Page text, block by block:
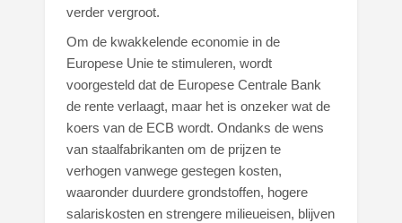
verder vergroot.
Om de kwakkelende economie in de
Europese Unie te stimuleren, wordt
voorgesteld dat de Europese Centrale Bank
de rente verlaagt, maar het is onzeker wat de
koers van de ECB wordt. Ondanks de wens
van staalfabrikanten om de prijzen te
verhogen vanwege gestegen kosten,
waaronder duurdere grondstoffen, hogere
salariskosten en strengere milieueisen, blijven